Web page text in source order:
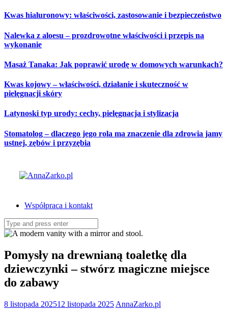
Skip
content
Kwas hialuronowy: właściwości, zastosowanie i bezpieczeństwo
Nalewka z aloesu – prozdrowotne właściwości i przepis na
wykonanie
Masaż Tanaka: Jak poprawić urodę w domowych warunkach?
Kwas kojowy – właściwości, działanie i skuteczność w
pielęgnacji skóry
Latynoski typ urody: cechy, pielęgnacja i stylizacja
Stomatolog – dlaczego jego rola ma znaczenie dla zdrowia jamy
ustnej, zębów i przyzębia
Współpraca i kontakt
Search
for:
Pomysły na drewnianą toaletkę dla
dziewczynki – stwórz magiczne miejsce
do zabawy
8 listopada 202512 listopada 2025 AnnaZarko.pl